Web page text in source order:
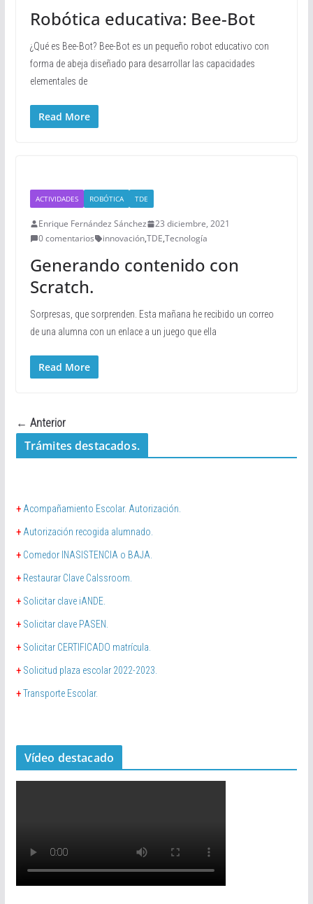
Robótica educativa: Bee-Bot
¿Qué es Bee-Bot? Bee-Bot es un pequeño robot educativo con
forma de abeja diseñado para desarrollar las capacidades
elementales de
Read More
ACTIVIDADES ROBÓTICA TDE
Enrique Fernández Sánchez
23 diciembre, 2021
0 comentarios
innovación,TDE,Tecnología
Generando contenido con
Scratch.
Sorpresas, que sorprenden. Esta mañana he recibido un correo
de una alumna con un enlace a un juego que ella
Read More
← Anterior
Trámites destacados.
+ Acompañamiento Escolar. Autorización.
+ Autorización recogida alumnado.
+ Comedor INASISTENCIA o BAJA.
+ Restaurar Clave Calssroom.
+ Solicitar clave iANDE.
+ Solicitar clave PASEN.
+ Solicitar CERTIFICADO matrícula.
+ Solicitud plaza escolar 2022-2023.
+Transporte Escolar.
Vídeo destacado